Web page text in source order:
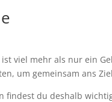
ist viel mehr als nur ein
um gemeinsam ans
findest du deshalb